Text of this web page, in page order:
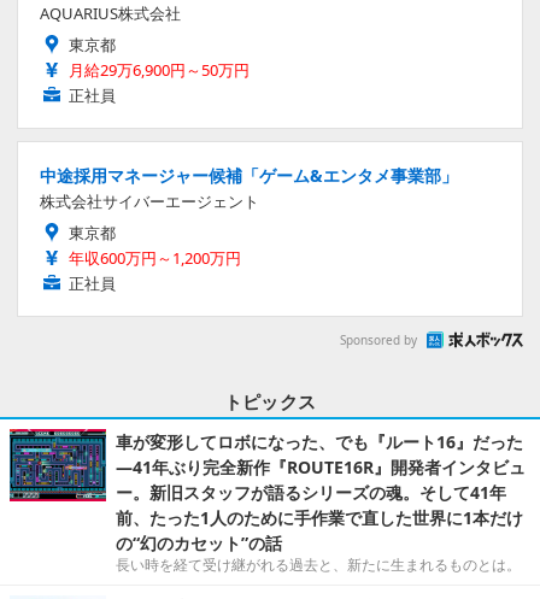
AQUARIUS株式会社
東京都
月給29万6,900円～50万円
正社員
中途採用マネージャー候補「ゲーム&エンタメ事業部」
株式会社サイバーエージェント
東京都
年収600万円～1,200万円
正社員
Sponsored by
トピックス
車が変形してロボになった、でも『ルート16』だった
―41年ぶり完全新作『ROUTE16R』開発者インタビュ
ー。新旧スタッフが語るシリーズの魂。そして41年
前、たった1人のために手作業で直した世界に1本だけ
の“幻のカセット”の話
長い時を経て受け継がれる過去と、新たに生まれるものとは。